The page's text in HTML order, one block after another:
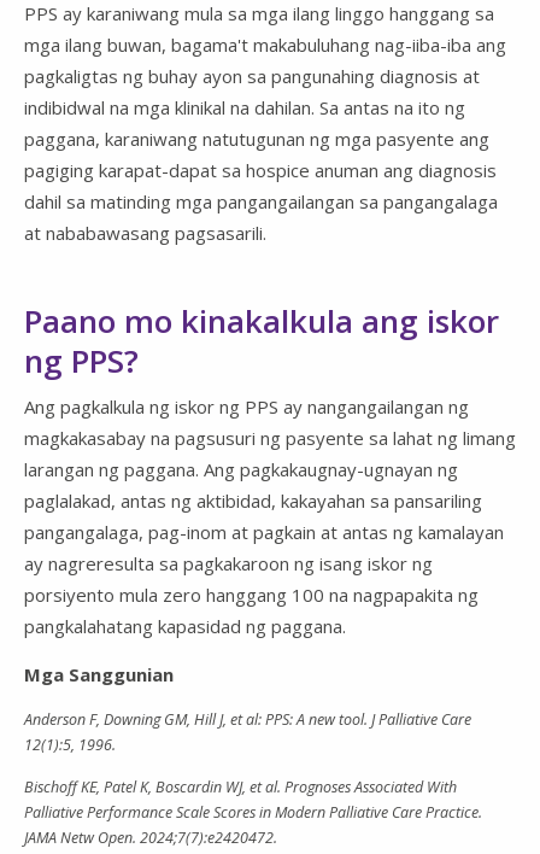
PPS ay karaniwang mula sa mga ilang linggo hanggang sa
mga ilang buwan, bagama't makabuluhang nag-iiba-iba ang
pagkaligtas ng buhay ayon sa pangunahing diagnosis at
indibidwal na mga klinikal na dahilan. Sa antas na ito ng
paggana, karaniwang natutugunan ng mga pasyente ang
pagiging karapat-dapat sa hospice anuman ang diagnosis
dahil sa matinding mga pangangailangan sa pangangalaga
at nababawasang pagsasarili.
Paano mo kinakalkula ang iskor
ng PPS?
Ang pagkalkula ng iskor ng PPS ay nangangailangan ng
magkakasabay na pagsusuri ng pasyente sa lahat ng limang
larangan ng paggana. Ang pagkakaugnay-ugnayan ng
paglalakad, antas ng aktibidad, kakayahan sa pansariling
pangangalaga, pag-inom at pagkain at antas ng kamalayan
ay nagreresulta sa pagkakaroon ng isang iskor ng
porsiyento mula zero hanggang 100 na nagpapakita ng
pangkalahatang kapasidad ng paggana.
Mga Sanggunian
Anderson F, Downing GM, Hill J, et al: PPS: A new tool. J Palliative Care
12(1):5, 1996.
Bischoff KE, Patel K, Boscardin WJ, et al. Prognoses Associated With
Palliative Performance Scale Scores in Modern Palliative Care Practice.
JAMA Netw Open. 2024;7(7):e2420472.